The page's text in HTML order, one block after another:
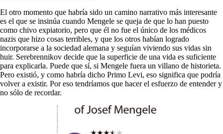
El otro momento que habría sido un camino narrativo más interesante
es el que se insinúa cuando Mengele se queja de que lo han puesto
como chivo expiatorio, pero que él no fue el único de los médicos
nazis que hizo cosas terribles, y que los otros habían logrado
incorporarse a la sociedad alemana y seguían viviendo sus vidas sin
huir. Serebrennikov decide que la superficie de una vida es suficiente
para explicarla. Puede que sí, si Mengele fuera un villano de historieta.
Pero existió, y como habría dicho Primo Levi, eso significa que podría
volver a existir. Por eso tendríamos que hacer el esfuerzo de entender y
no sólo de recordar.